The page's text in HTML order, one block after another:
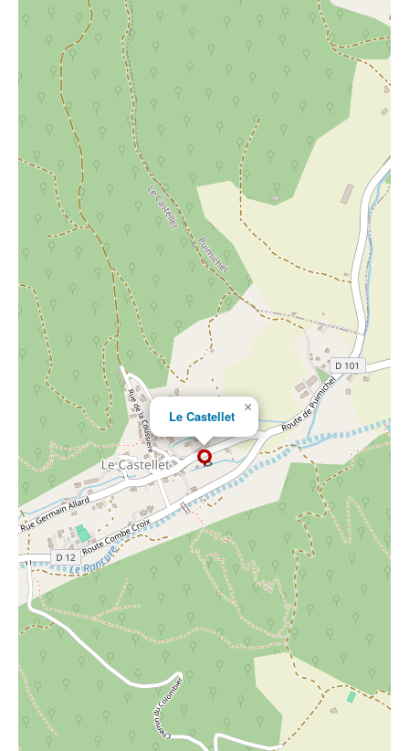
Le Castellet
×